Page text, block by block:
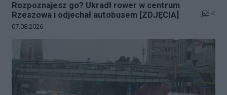
Rozpoznajesz go? Ukradł rower w centrum
Rzeszowa i odjechał autobusem [ZDJĘCIA]
Liczba
4
Data dodania galerii:
07.08.2026